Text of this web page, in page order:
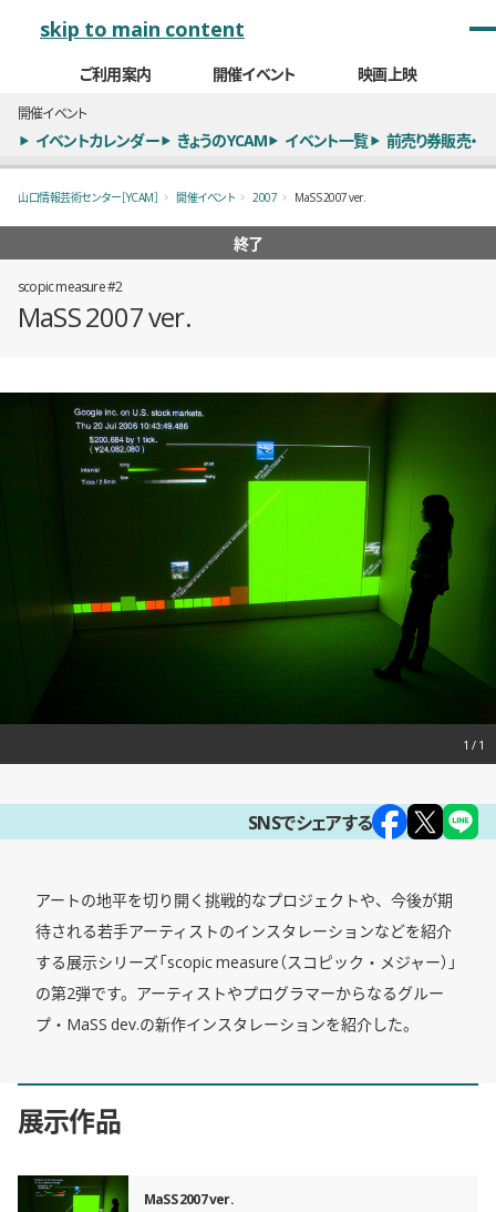
skip to main content
ご利用案内 開催イベント 映画上映
開催イベント
イベントカレンダー きょうのYCAM イベント一覧 前売り券販売・
山口情報芸術センター［YCAM］ 開催イベント 2007 MaSS 2007 ver.
終了
scopic measure #2
MaSS 2007 ver.
全1枚のうち、1枚目のスライド
1
SNSでシェアする
アートの地平を切り開く挑戦的なプロジェクトや、今後が期
待される若手アーティストのインスタレーションなどを紹介
する展示シリーズ「scopic measure（スコピック・メジャー）」
の第2弾です。アーティストやプログラマーからなるグルー
プ・MaSS dev.の新作インスタレーションを紹介した。
展示作品
MaSS 2007 ver.